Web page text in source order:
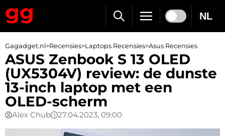
NL
Gagadget.nl>Recensies>Laptops Recensies>Asus Recensies
ASUS Zenbook S 13 OLED
(UX5304V) review: de dunste
13-inch laptop met een
OLED-scherm
Alex Chub 27.04.2023, 09:00